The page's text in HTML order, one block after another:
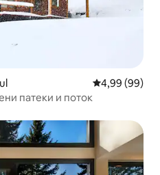
Просечна
4,99 (99)
патеки и поток